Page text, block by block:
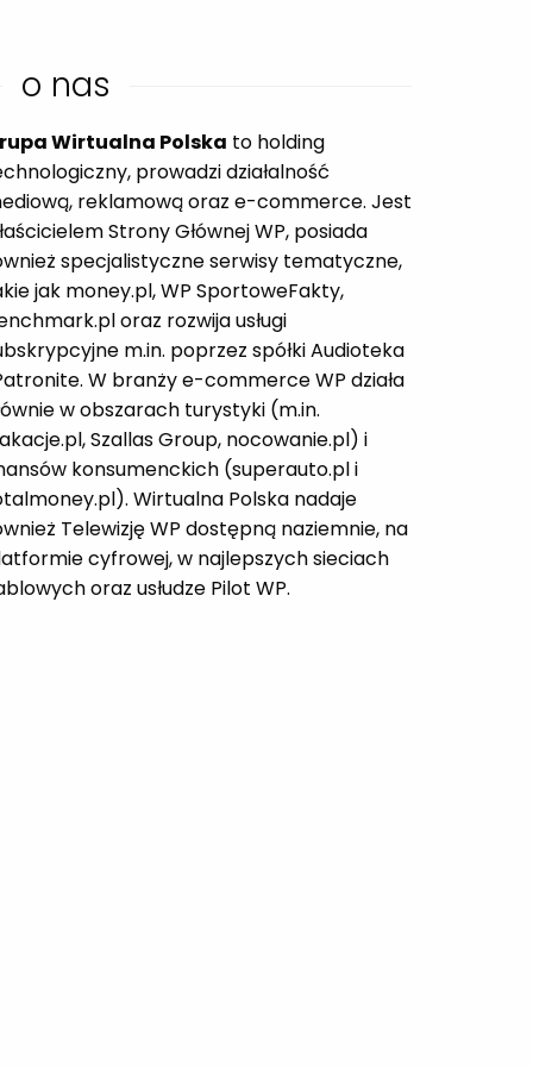
o nas
Wirtualna Polska to holding
prowadzi działalność
reklamową oraz e-commerce. Jest
Strony Głównej WP, posiada
specjalistyczne serwisy tematyczne,
jak money.pl, WP SportoweFakty,
oraz rozwija usługi
m.in. poprzez spółki Audioteka
W branży e-commerce WP działa
w obszarach turystyki (m.in.
Szallas Group, nocowanie.pl) i
konsumenckich (superauto.pl i
Wirtualna Polska nadaje
Telewizję WP dostępną naziemnie, na
cyfrowej, w najlepszych sieciach
oraz usłudze Pilot WP.